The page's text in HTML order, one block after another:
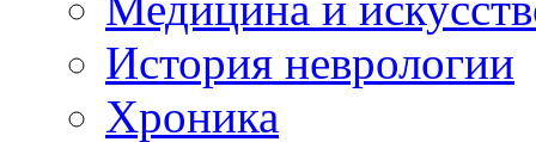
История неврологии
Хроника